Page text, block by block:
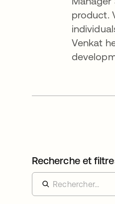
product.
Venkat
Recherche et